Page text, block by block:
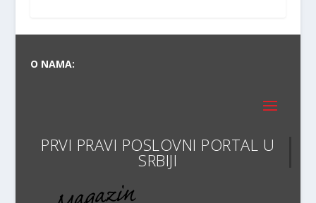
O NAMA:
PRVI PRAVI POSLOVNI PORTAL U